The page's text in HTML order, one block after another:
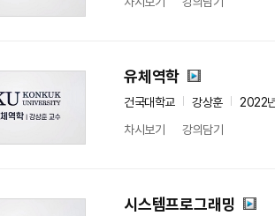
유체역학
건국대학교 강상훈
2022
차시보기
강의담기
시스템프로그래밍